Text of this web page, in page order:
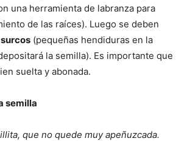
una herramienta de labranza para
de las raíces). Luego se deben
(pequeñas hendiduras en la
la semilla). Es importante que
suelta y abonada.
semilla
que no quede muy apeñuzcada.